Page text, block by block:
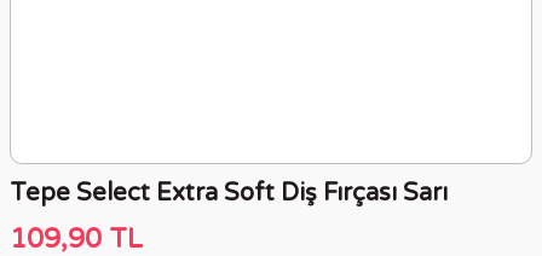
Tepe Select Extra Soft Diş Fırçası Sarı
109,90 TL